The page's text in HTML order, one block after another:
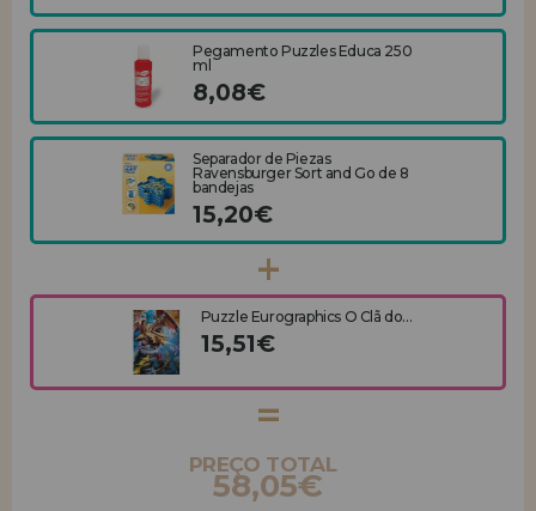
Pegamento Puzzles Educa 250
ml
8,08€
Separador de Piezas
Ravensburger Sort and Go de 8
bandejas
15,20€
Puzzle Eurographics O Clã do...
15,51€
PREÇO TOTAL
58,05€